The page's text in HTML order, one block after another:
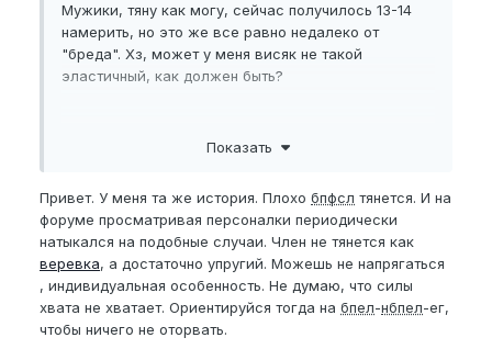
Мужики, тяну как могу, сейчас получилось 13-14
намерить, но это же все равно недалеко от
"бреда". Хз, может у меня висяк не такой
эластичный, как должен быть?
Показать
Привет. У меня та же история. Плохо бпфсл тянется. И на
форуме просматривая персоналки периодически
натыкался на подобные случаи. Член не тянется как
веревка, а достаточно упругий. Можешь не напрягаться
, индивидуальная особенность. Не думаю, что силы
хвата не хватает. Ориентируйся тогда на бпел-нбпел-ег,
чтобы ничего не оторвать.